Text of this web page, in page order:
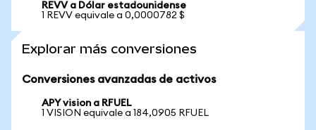
REVV a Dólar estadounidense
1 REVV equivale a 0,0000782 $
Explorar más conversiones
Conversiones avanzadas de activos
APY vision a RFUEL
1 VISION equivale a 184,0905 RFUEL